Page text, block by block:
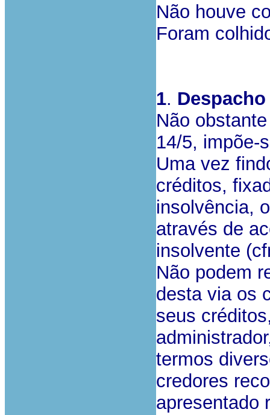
Não houve
Foram
1.
Não
14/5, impõe-
Uma vez
créditos,
insolvência,
através de
insolvente
Não podem
desta via os
seus
termos
credores
apresentado